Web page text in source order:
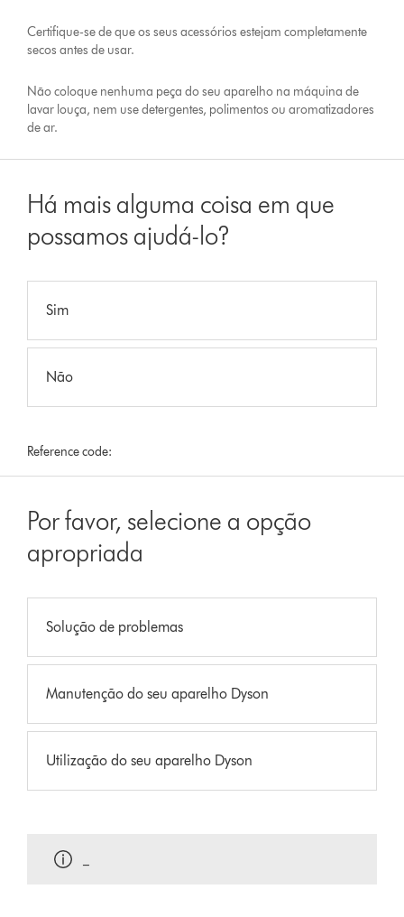
Certifique-se de que os seus acessórios estejam completamente
secos antes de usar.
Não coloque nenhuma peça do seu aparelho na máquina de
lavar louça, nem use detergentes, polimentos ou aromatizadores
de ar.
Há mais alguma coisa em que
possamos ajudá-lo?
Sim
Não
Reference code:
Por favor, selecione a opção
apropriada
Solução de problemas
Manutenção do seu aparelho Dyson
Utilização do seu aparelho Dyson